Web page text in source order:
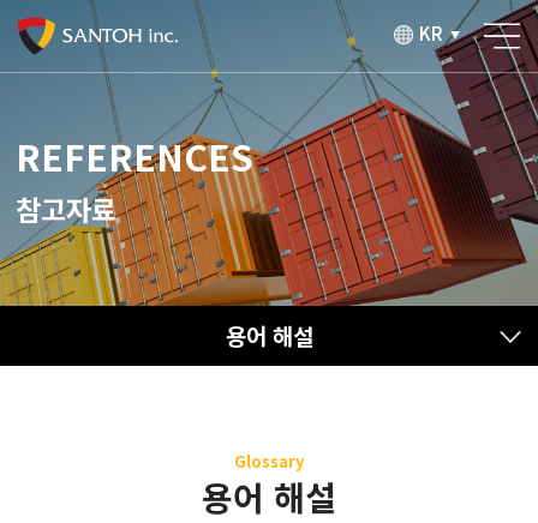
KR ▼
REFERENCES
참고자료
용어 해설
Glossary
용어 해설